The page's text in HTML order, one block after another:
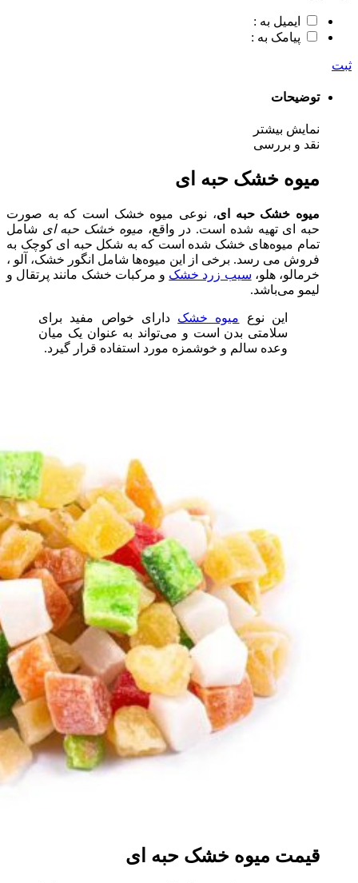
ایمیل به :
پیامک به :
ثبت
توضیحات
نمایش بیشتر
نقد و بررسی
میوه خشک حبه ای
میوه خشک حبه ای، نوعی میوه خشک است که به صورت
حبه ای تهیه شده است. در واقع، میوه خشک حبه ای شامل
تمام میوه‌های خشک شده است که به شکل حبه ای کوچک به
فروش می رسد. برخی از این میوه‌ها شامل انگور خشک، آلو ،
خرمالو، هلو، سیب زرد خشک و مرکبات خشک مانند پرتقال و
لیمو می‌باشد.
این نوع میوه خشک دارای خواص مفید برای
سلامتی بدن است و می‌تواند به عنوان یک میان
وعده سالم و خوشمزه مورد استفاده قرار گیرد.
قیمت میوه خشک حبه ای